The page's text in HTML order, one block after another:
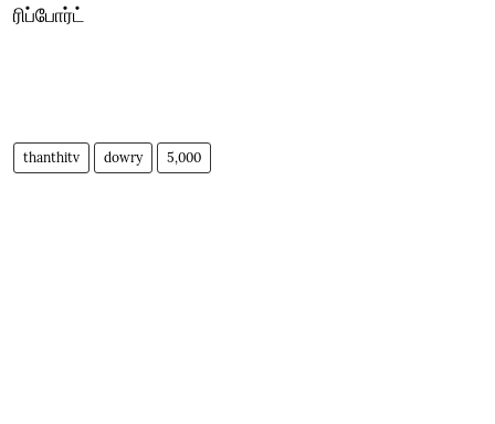
ரிப்போர்ட்
thanthitv dowry 5,000